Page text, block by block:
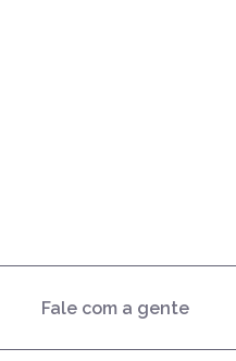
Fale com a gente